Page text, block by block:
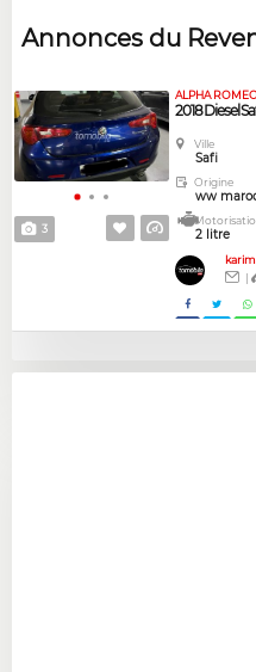
Annonces du
3
ALPHA
2018 Diesel
Ville
Safi
Origine
ww
2 litre
karim
|